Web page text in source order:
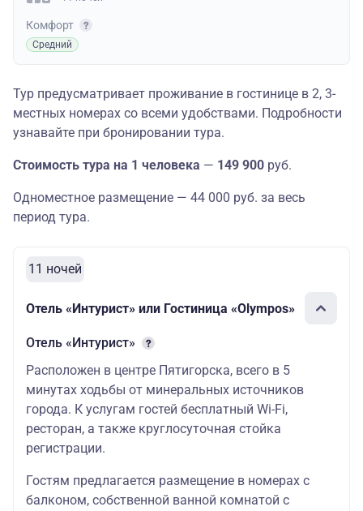
Комфорт
Средний
Тур предусматривает проживание в гостинице в 2, 3-
местных номерах со всеми удобствами. Подробности
узнавайте при бронировании тура.
Стоимость тура на 1 человека — 149 900 руб.
Одноместное размещение — 44 000 руб. за весь
период тура.
11 ночей
Отель «Интурист» или Гостиница «Olympos»
Отель «Интурист»
Расположен в центре Пятигорска, всего в 5
минутах ходьбы от минеральных источников
города. К услугам гостей бесплатный Wi-Fi,
ресторан, а также круглосуточная стойка
регистрации.
Гостям предлагается размещение в номерах с
балконом, собственной ванной комнатой с